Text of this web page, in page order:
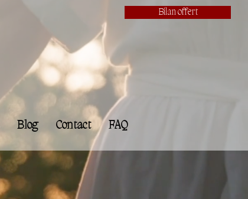
Bilan offert
Blog Contact FAQ